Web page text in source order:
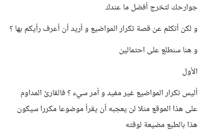
جوارحك لتخرج أفضل ما عندك
و لكن أتكلم عن قصة تكرار المواضيع و أريد أن أعرف رأيكم بها ؟
و هنا سنطلع على احتمالين
الأول
أليس تكرار المواضيع غير مفيد و أمر سيء ؟ فالقارئ المداوم
على هذا الموقع مثلا لن يعجبه أن يقرأ موضوعا مكررا سيكون
هذا بالطبع مضيعة لوقته